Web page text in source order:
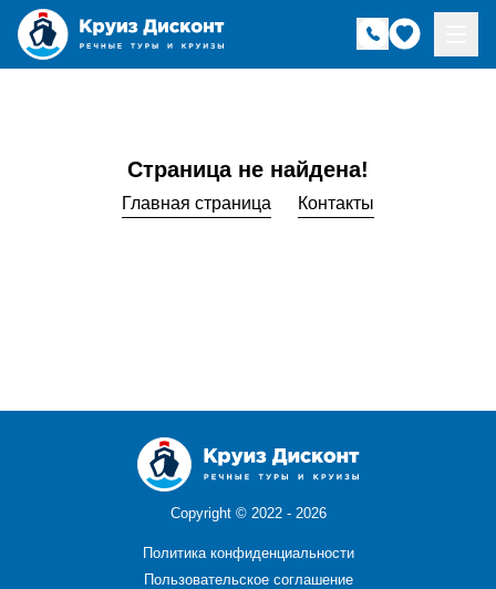
Страница не найдена!
Главная страница Контакты
Copyright © 2022 - 2026
Политика конфиденциальности
Пользовательское соглашение